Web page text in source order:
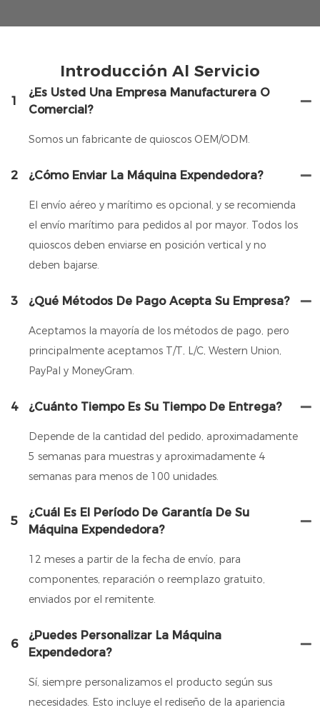
Introducción Al Servicio
1
¿Es Usted Una Empresa Manufacturera O
Comercial?
Somos un fabricante de quioscos OEM/ODM.
2 ¿Cómo Enviar La Máquina Expendedora?
El envío aéreo y marítimo es opcional, y se recomienda
el envío marítimo para pedidos al por mayor. Todos los
quioscos deben enviarse en posición vertical y no
deben bajarse.
3 ¿Qué Métodos De Pago Acepta Su Empresa?
Aceptamos la mayoría de los métodos de pago, pero
principalmente aceptamos T/T, L/C, Western Union,
PayPal y MoneyGram.
4 ¿Cuánto Tiempo Es Su Tiempo De Entrega?
Depende de la cantidad del pedido, aproximadamente
5 semanas para muestras y aproximadamente 4
semanas para menos de 100 unidades.
5
¿Cuál Es El Período De Garantía De Su
Máquina Expendedora?
12 meses a partir de la fecha de envío, para
componentes, reparación o reemplazo gratuito,
enviados por el remitente.
6
¿Puedes Personalizar La Máquina
Expendedora?
Sí, siempre personalizamos el producto según sus
necesidades. Esto incluye el rediseño de la apariencia